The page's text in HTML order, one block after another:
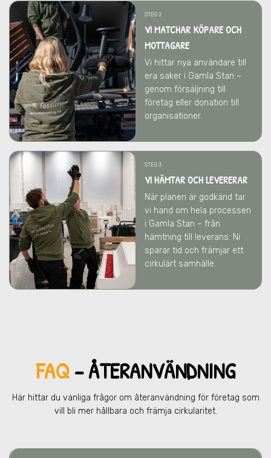
STEG 2
VI MATCHAR KÖPARE OCH
MOTTAGARE
Vi hittar nya användare till
era saker i Gamla Stan –
genom försäljning till
företag eller donation till
organisationer.
STEG 3
VI HÄMTAR OCH LEVERERAR
När planen är godkänd tar
vi hand om hela processen
i Gamla Stan – från
hämtning till leverans. Ni
sparar tid och främjar ett
cirkulärt samhälle.
FAQ– ÅTERANVÄNDNING
Här hittar du vanliga frågor om återanvändning för företag som
vill bli mer hållbara och främja cirkularitet.